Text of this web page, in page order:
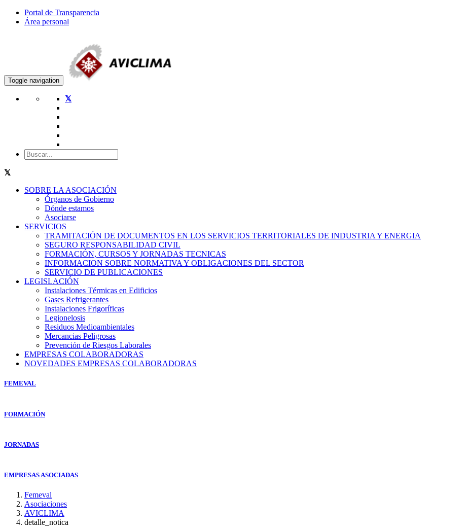
Portal de Transparencia
Área personal
Toggle navigation
SOBRE LA ASOCIACIÓN
Órganos de Gobierno
Dónde estamos
Asociarse
SERVICIOS
TRAMITACIÓN DE DOCUMENTOS EN LOS SERVICIOS TERRITORIALES DE INDUSTRIA Y ENERGIA
SEGURO RESPONSABILIDAD CIVIL
FORMACIÓN, CURSOS Y JORNADAS TECNICAS
INFORMACION SOBRE NORMATIVA Y OBLIGACIONES DEL SECTOR
SERVICIO DE PUBLICACIONES
LEGISLACIÓN
Instalaciones Térmicas en Edificios
Gases Refrigerantes
Instalaciones Frigoríficas
Legionelosis
Residuos Medioambientales
Mercancias Peligrosas
Prevención de Riesgos Laborales
EMPRESAS COLABORADORAS
NOVEDADES EMPRESAS COLABORADORAS
FEMEVAL
FORMACIÓN
JORNADAS
EMPRESAS ASOCIADAS
Femeval
Asociaciones
AVICLIMA
detalle_notica